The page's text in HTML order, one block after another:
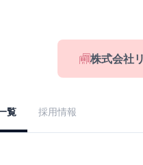
株式会社
覧 採用情報